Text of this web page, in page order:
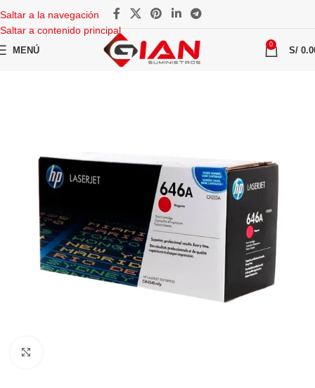
Saltar a la navegación
Saltar a contenido principal
MENÚ
0
S/